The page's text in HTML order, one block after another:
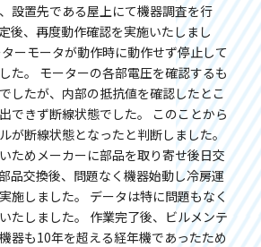
設置先である屋上にて機器調査を行
後、再度動作確認を実施いたしまし
ーモータが動作時に動作せず停止して
た。 モーターの各部電圧を確認するも
したが、内部の抵抗値を確認したとこ
できず断線状態でした。 このことから
が断線状態となったと判断しました。
ためメーカーに部品を取り寄せ後日交
品交換後、問題なく機器始動し冷房運
施しました。 データは特に問題もなく
たしました。 作業完了後、ビルメンテ
器も10年を超える経年機であったため